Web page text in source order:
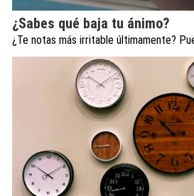
¿Sabes qué baja tu ánimo?
¿Te notas más irritable últimamente?